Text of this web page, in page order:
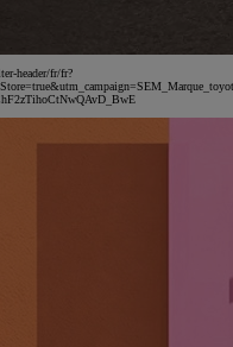
header/fr/fr?